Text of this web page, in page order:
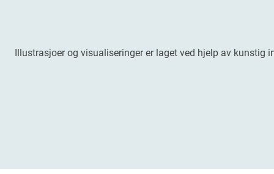
Illustrasjoer og visualiseringer er laget ved hjelp av kunstig